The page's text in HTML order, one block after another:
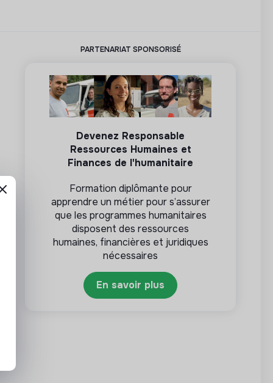
PARTENARIAT SPONSORISÉ
Devenez Responsable
Ressources Humaines et
Finances de l'humanitaire
Formation diplômante pour
apprendre un métier pour s’assurer
que les programmes humanitaires
disposent des ressources
humaines, financières et juridiques
nécessaires
En savoir plus